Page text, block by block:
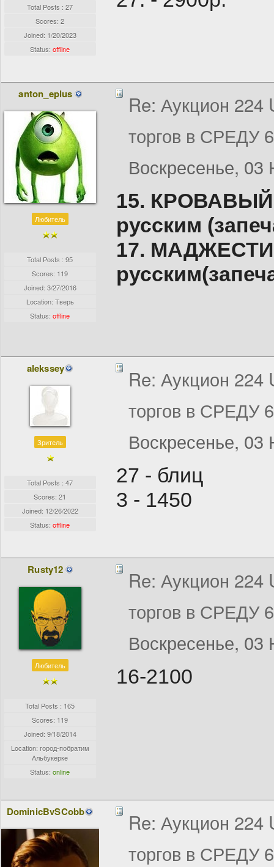
Total Posts : 27
Scores: 2
Joined: 1/20/2023
Status:offline
anton_eplus
Любитель
Total Posts : 95
Scores: 119
Joined: 3/27/2016
Location: Тверь
Status:offline
Re: Аукцион 224
торгов в СРЕДУ
Воскресенье,
15. КРОВАВЫЙ
русским
17.
alekssey
Зритель
Total Posts : 47
Scores: 21
Joined: 12/26/2022
Status:offline
Re: Аукцион 224
торгов в СРЕДУ
Воскресенье,
27 - блиц
3 - 1450
Rusty12
Любитель
Total Posts : 165
Scores: 119
Joined: 9/18/2014
Location: город-побратим
Альбукерке
Status:online
Re: Аукцион 224
торгов в СРЕДУ
Воскресенье,
16-2100
DominicBvSCobb
Re: Аукцион 224
торгов в СРЕДУ